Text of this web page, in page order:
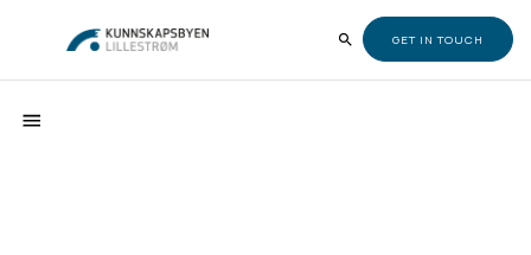
GET IN TOUCH